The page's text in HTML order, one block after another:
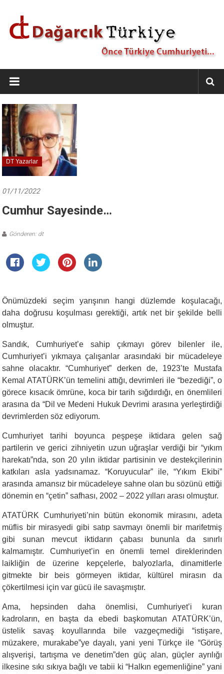
Dağarcık
Türkiye
Önce
Türkiye
Cumhuriyeti…
DT Yazarlar
01/11/2022
Cumhur Sayesinde…
Gönderen: dt
Önümüzdeki seçim yarışının hangi düzlemde koşulacağı,
daha doğrusu koşulması gerektiği, artık net bir şekilde belli
olmuştur.
Sandık, Cumhuriyet’e sahip çıkmayı görev bilenler ile,
Cumhuriyet’i yıkmaya çalışanlar arasındaki bir mücadeleye
sahne olacaktır. “Cumhuriyet” derken de, 1923’te Mustafa
Kemal ATATÜRK’ün temelini attığı, devrimleri ile “bezediği”, o
görece kısacık ömrüne, koca bir tarih sığdırdığı, en önemlileri
arasına da “Dil ve Medeni Hukuk Devrimi arasına yerleştirdiği
devrimlerden söz ediyorum.
Cumhuriyet tarihi boyunca peşpeşe iktidara gelen sağ
partilerin ve gerici zihniyetin uzun uğraşlar verdiği bir “yıkım
harekatı”nda, son 20 yılın iktidar partisinin ve destekçilerinin
katkıları asla yadsınamaz. “Koruyucular” ile, “Yıkım Ekibi”
arasında amansız bir mücadeleye sahne olan bu sözünü ettiği
dönemin en “çetin” safhası, 2002 – 2022 yılları arası olmuştur.
ATATÜRK Cumhuriyeti’nin bütün ekonomik mirasını, adeta
müflis bir mirasyedi gibi satıp savmayı önemli bir marifetmiş
gibi sunan mevcut iktidarın çabası bununla da sınırlı
kalmamıştır. Cumhuriyet’in en önemli temel direklerinden
laikliğin de üzerine kepçelerle, balyozlarla, dinamitlerle
gitmekte bir beis görmeyen iktidar, kültürel mirasın da
çökertilmesi için var gücü ile savaşmıştır.
Ama, hepsinden daha önemlisi, Cumhuriyet’i kuran
kadroların, en başta da ebedi başkomutan ATATÜRK’ün,
üstelik savaş koyullarında bile vazgeçmediği “istişare,
müzakere, murakabe”ye dayalı, yani yeni Türkçe ile “Görüş
alışverişi, tartışma ve denetim”den güç alan, güçler ayrılığı
ilkesine sıkı sıkıya bağlı ve tabii ki “Halkın egemenliğine” yani